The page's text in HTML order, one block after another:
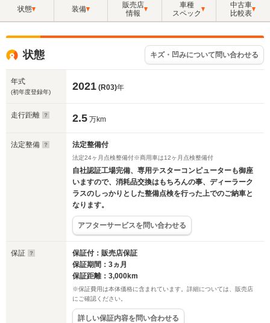
状態 装備
販売店
情報
車種
スペック
中古車
比較表
状態 キズ・凹みについて問い合わせる
年式
(初年度登録年) 2021 (R03)年
走行距離 2.5 万km
法定整備 法定整備付
法定24ヶ月点検整備付※商用車は12ヶ月点検整備付
自社認証工場完備、専用テスターコンピューターも御座
いますので、消耗品交換はもちろんの事、ディーラーク
ラスのしっかりとした整備点検を行った上でのご納車と
なります。
アフターサービスを問い合わせる
保証
保証付：販売店保証
保証期間：3ヵ月
保証距離：3,000km
※保証費用は本体価格に含まれています。詳細については、販売店
にご確認ください。
詳しい保証内容を問い合わせる